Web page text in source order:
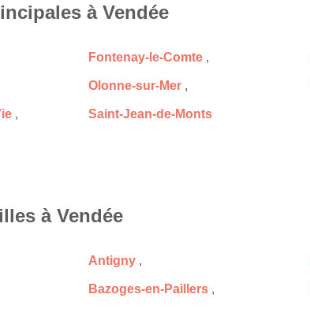
à Vendée
Fontenay-le-Comte ,
Olonne-sur-Mer ,
, Saint-Jean-de-Monts
à Vendée
Antigny ,
Bazoges-en-Paillers ,